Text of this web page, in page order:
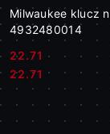
Milwaukee klucz
4932480014
Cena:
22.71
Cena:
22.71